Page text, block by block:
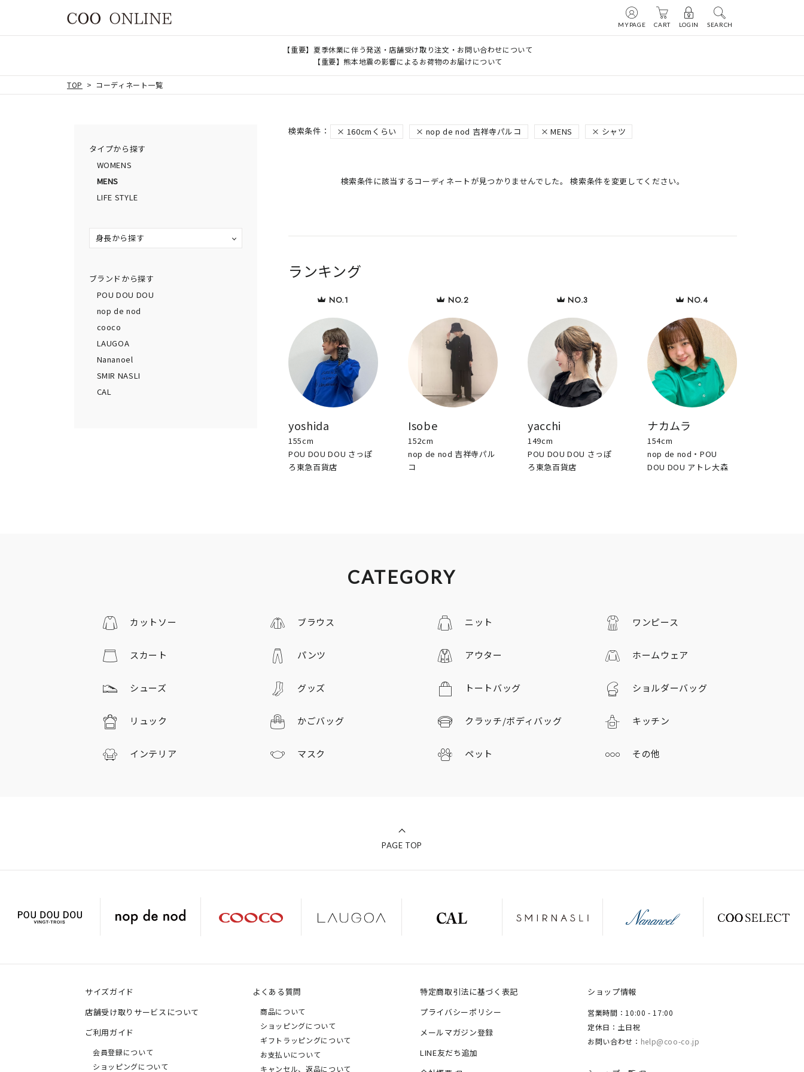
MYPAGE CART LOGIN SEARCH
【重要】夏季休業に伴う発送・店舗受け取り注文・お問い合わせについて
【重要】熊本地震の影響によるお荷物のお届けについて
TOP コーディネート一覧
タイプから探す
WOMENS
MENS
LIFE STYLE
身長から探す
ブランドから探す
POU DOU DOU
nop de nod
cooco
LAUGOA
Nananoel
SMIR NASLI
CAL
160cmくらい nop de nod 吉祥寺パルコ MENS シャツ
検索条件に該当するコーディネートが見つかりませんでした。 検索条件を変更してください。
ランキング
yoshida
155cm
POU DOU DOU さっぽ
ろ東急百貨店
Isobe
152cm
nop de nod 吉祥寺パル
コ
yacchi
149cm
POU DOU DOU さっぽ
ろ東急百貨店
ナカムラ
154cm
nop de nod・POU
DOU DOU アトレ大森
CATEGORY
カットソー ブラウス ニット ワンピース
スカート パンツ アウター ホームウェア
シューズ グッズ トートバッグ ショルダーバッグ
リュック かごバッグ クラッチ/ボディバッグ キッチン
インテリア マスク ペット その他
PAGE TOP
サイズガイド
店舗受け取りサービスについて
ご利用ガイド
会員登録について
ショッピングについて
よくある質問
商品について
ショッピングについて
ギフトラッピングについて
お支払いについて
キャンセル、返品について
特定商取引法に基づく表記
プライバシーポリシー
メールマガジン登録
LINE友だち追加
ショップ情報
営業時間：10:00 - 17:00
定休日：土日祝
お問い合わせ： help@coo-co.jp